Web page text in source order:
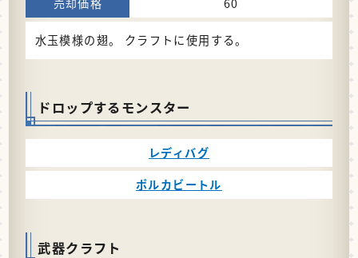
水玉模様の翅。 クラフトに使用する。
ドロップするモンスター
レディバグ
ポルカビートル
武器クラフト